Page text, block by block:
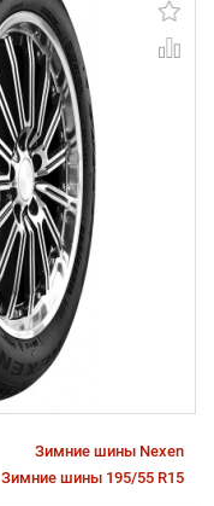
Зимние шины Nexen
Зимние шины 195/55 R15